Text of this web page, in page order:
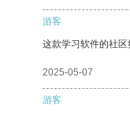
游客
这款学习软件的社区
2025-05-07
游客